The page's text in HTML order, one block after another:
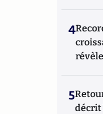
4
5
décrit